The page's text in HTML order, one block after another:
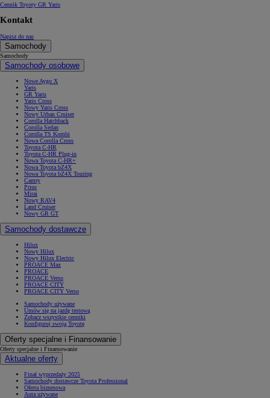
Cennik Toyoty GR Yaris
Kontakt
Napisz do nas
Samochody
Samochody
Samochody osobowe
Nowe Aygo X
Yaris
GR Yaris
Yaris Cross
Nowy Yaris Cross
Nowy Urban Cruiser
Corolla Hatchback
Corolla Sedan
Corolla TS Kombi
Nowa Corolla Cross
Toyota C-HR
Toyota C-HR Plug-in
Nowa Toyota C-HR+
Nowa Toyota bZ4X
Nowa Toyota bZ4X Touring
Camry
Prius
Mirai
Nowy RAV4
Land Cruiser
Nowy GR GT
Samochody dostawcze
Hilux
Nowy Hilux
Nowy Hilux Electric
PROACE Max
PROACE
PROACE Verso
PROACE CITY
PROACE CITY Verso
Samochody używane
Umów się na jazdę testową
Zobacz wszystkie cenniki
Konfiguruj swoją Toyotę
Oferty specjalne i Finansowanie
Oferty specjalne i Finansowanie
Aktualne oferty
Finał wyprzedaży 2025
Samochody dostawcze Toyota Professional
Oferta biznesowa
Auta używane